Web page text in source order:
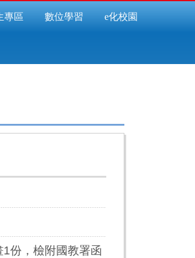
專區 數位學習 e化校園
份，檢附國教署函